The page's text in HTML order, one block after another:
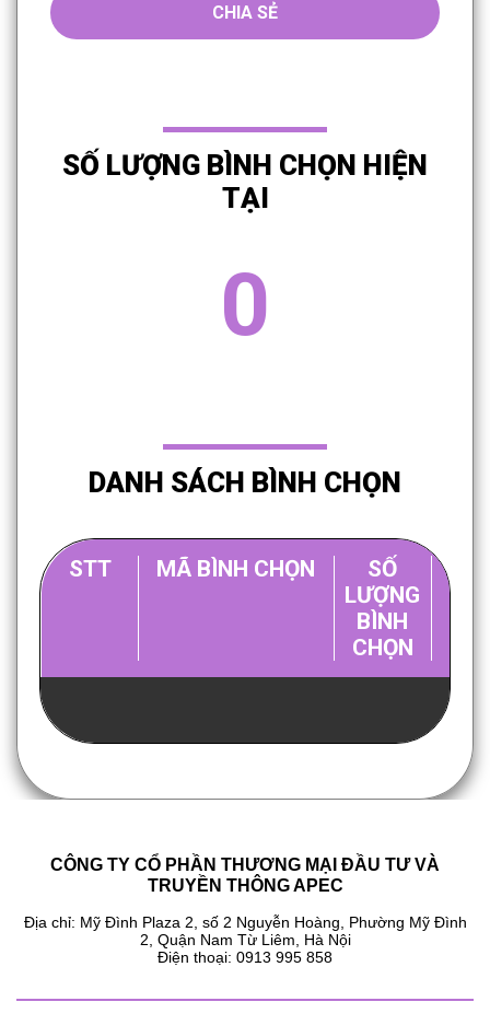
CHIA SẺ
SỐ LƯỢNG BÌNH CHỌN HIỆN
TẠI
0
DANH SÁCH BÌNH CHỌN
STT MÃ BÌNH CHỌN
SỐ
LƯỢNG
BÌNH
CHỌN
CÔNG TY CỔ PHẦN THƯƠNG MẠI ĐẦU TƯ VÀ
TRUYỀN THÔNG APEC
Địa chỉ: Mỹ Đình Plaza 2, số 2 Nguyễn Hoàng, Phường Mỹ Đình
2, Quận Nam Từ Liêm, Hà Nội
Điện thoại: 0913 995 858